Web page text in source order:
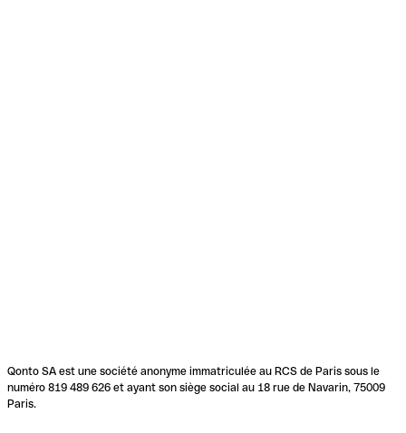
Qonto SA est une société anonyme immatriculée au RCS de Paris sous le
numéro 819 489 626 et ayant son siège social au 18 rue de Navarin, 75009
Paris.